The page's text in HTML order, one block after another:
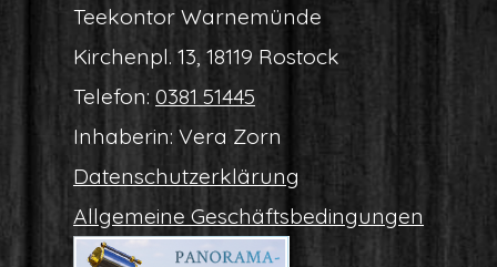
Tee­kon­tor Warnemünde
Kir­chen­pl. 13, 18119 Rostock
Tele­fon: 0381 51445
Inha­be­rin: Vera Zorn
Daten­schutz­er­klä­rung
All­ge­mei­ne Geschäftsbedingungen